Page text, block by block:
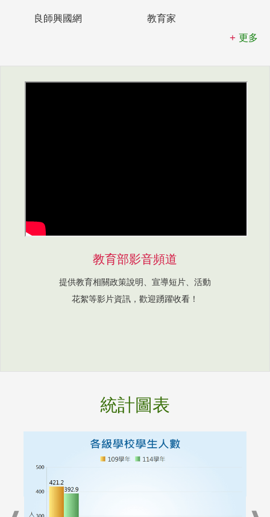
良師興國網
教育家
更多
教育部影音頻道
提供教育相關政策說明、宣導短片、活動
花絮等影片資訊，歡迎踴躍收看！
統計圖表